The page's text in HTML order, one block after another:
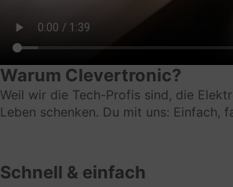
Warum Clevertronic?
Weil wir die Tech-Profis sind, die
Leben schenken. Du mit uns: Einfach,
Schnell & einfach
Ort der Verarbeitung
Deutschland
Aufbewahrungsfrist
Die Daten werden gelöscht,
Weitere Informationen